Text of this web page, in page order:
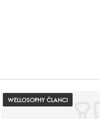
WELLOSOPHY ČLANCI